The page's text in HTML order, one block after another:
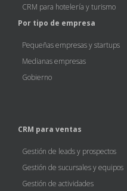
CRM para hotelería y turismo
Por tipo de empresa
Pequeñas empresas y startups
Medianas empresas
Gobierno
CRM para ventas
Gestión de leads y prospectos
Gestión de sucursales y equipos
Gestión de actividades